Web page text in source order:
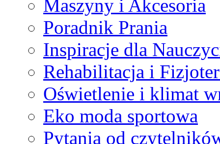
Maszyny i Akcesoria
Poradnik Prania
Inspiracje dla
Rehabilitacja i
Oświetlenie i klimat
Eko moda sportowa
Pytania od